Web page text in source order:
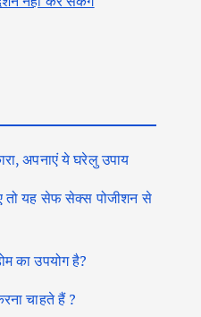
अपनाएं ये घरेलु उपाय
तो यह सेफ सेक्स पोजीशन से
का उपयोग है?
चाहते हैं ?